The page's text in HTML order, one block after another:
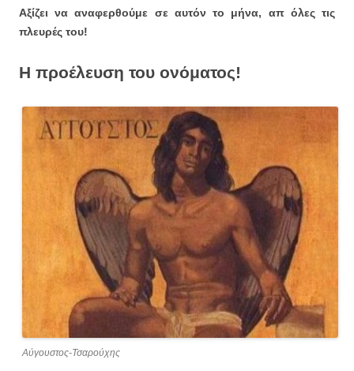
Αξίζει να αναφερθούμε σε αυτόν το μήνα, απ όλες τις
πλευρές του!
Η προέλευση του ονόματος!
Αύγουστος-Τσαρούχης